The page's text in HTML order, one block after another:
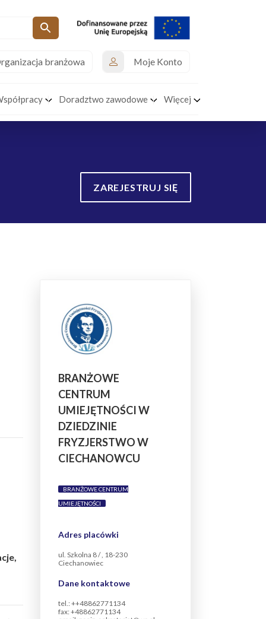
branżowa Moje Konto
Doradztwo zawodowe Więcej
ZAREJESTRUJ SIĘ
BRANŻOWE
CENTRUM
UMIEJĘTNOŚCI W
DZIEDZINIE
FRYZJERSTWO W
CIECHANOWCU
BRANŻOWE CENTRUM
UMIEJĘTNOŚCI
Adres placówki
ul. Szkolna 8 / , 18-230
Ciechanowiec
Dane kontaktowe
tel.: ++48862771134
fax: +48862771134